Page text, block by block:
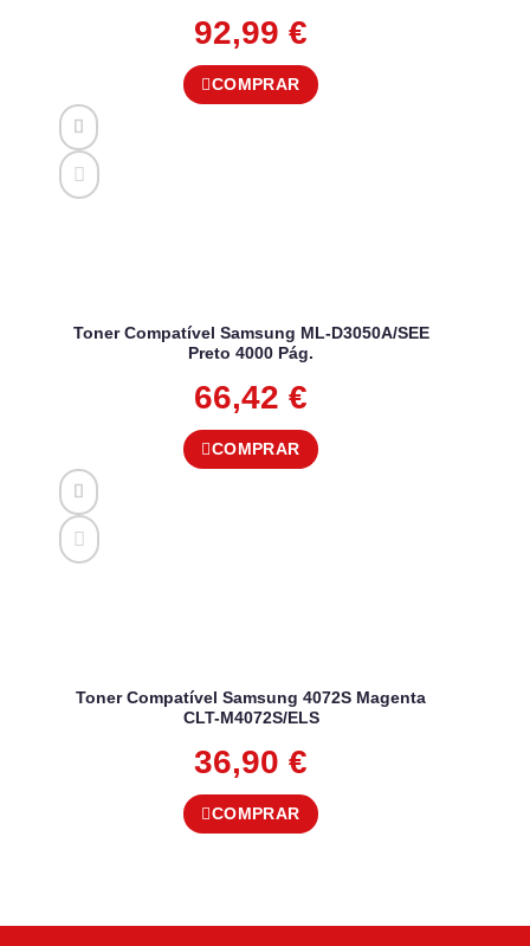
92,99 €
COMPRAR
Toner Compatível Samsung ML-D3050A/SEE
Preto 4000 Pág.
66,42 €
COMPRAR
Toner Compatível Samsung 4072S Magenta
CLT-M4072S/ELS
36,90 €
COMPRAR